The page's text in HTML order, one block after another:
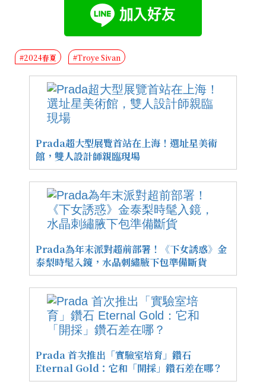
#2024春夏 #Troye Sivan
Prada超大型展覽首站在上海！選址星美術
館，雙人設計師親臨現場
Prada為年末派對超前部署！《下女誘惑》金
泰梨時髦入鏡，水晶刺繡腋下包準備斷貨
Prada 首次推出「實驗室培育」鑽石
Eternal Gold：它和「開採」鑽石差在哪？